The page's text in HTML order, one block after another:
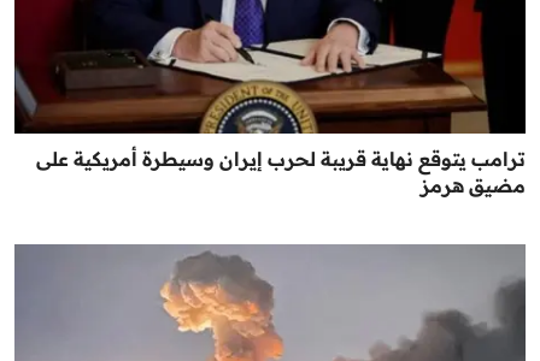
ترامب يتوقع نهاية قريبة لحرب إيران وسيطرة أمريكية على
مضيق هرمز